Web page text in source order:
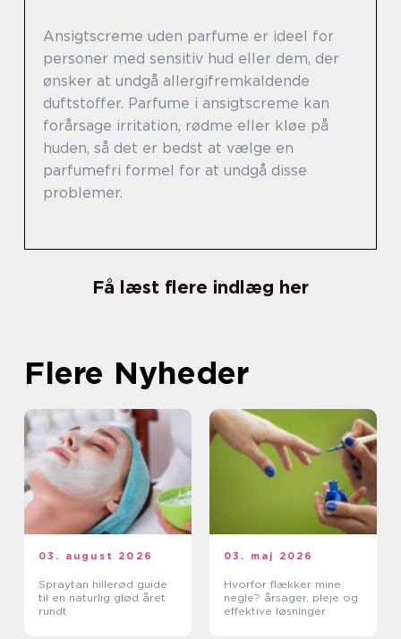
Ansigtscreme uden parfume er ideel for
personer med sensitiv hud eller dem, der
ønsker at undgå allergifremkaldende
duftstoffer. Parfume i ansigtscreme kan
forårsage irritation, rødme eller kløe på
huden, så det er bedst at vælge en
parfumefri formel for at undgå disse
problemer.
Få læst flere indlæg her
Flere Nyheder
03. august 2026
Spraytan hillerød guide
til en naturlig glød året
rundt
03. maj 2026
Hvorfor flækker mine
negle? årsager, pleje og
effektive løsninger